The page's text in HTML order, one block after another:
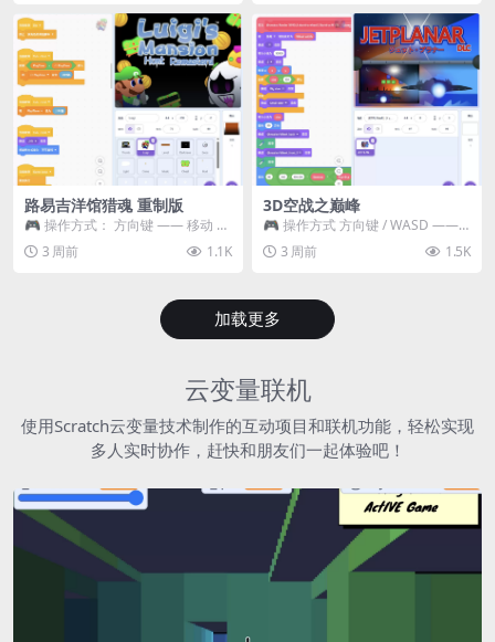
路易吉洋馆猎魂 重制版
🎮 操作方式： 方向键 —— 移动 &
跳跃 空格 —— 打开宝箱 将你...
3 周前 1.1K
3D空战之巅峰
🎮 操作方式 方向键 / WASD ——
移动 Z / K —— 射击 / 攻击...
3 周前 1.5K
加载更多
云变量联机
使用Scratch云变量技术制作的互动项目和联机功能，轻松实现
多人实时协作，赶快和朋友们一起体验吧！